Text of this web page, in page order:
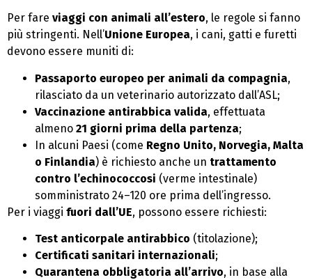
Per fare viaggi con animali all’estero, le regole si fanno
più stringenti. Nell’Unione Europea, i cani, gatti e furetti
devono essere muniti di:
Passaporto europeo per animali da compagnia,
rilasciato da un veterinario autorizzato dall’ASL;
Vaccinazione antirabbica valida, effettuata
almeno 21 giorni prima della partenza;
In alcuni Paesi (come Regno Unito, Norvegia, Malta
o Finlandia) è richiesto anche un trattamento
contro l’echinococcosi (verme intestinale)
somministrato 24–120 ore prima dell’ingresso.
Per i viaggi fuori dall’UE, possono essere richiesti:
Test anticorpale antirabbico (titolazione);
Certificati sanitari internazionali;
Quarantena obbligatoria all’arrivo, in base alla